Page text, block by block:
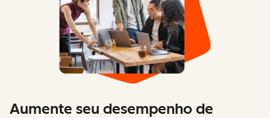
Aumente seu desempenho de